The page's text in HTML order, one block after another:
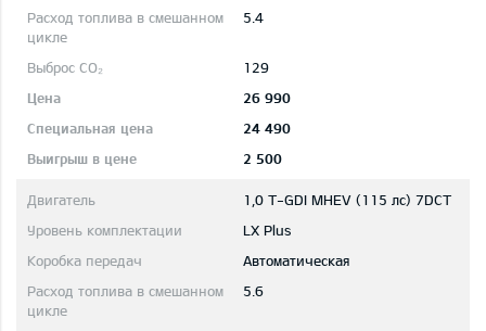
5.4
129
26 990
24 490
2 500
1,0 T-GDI MHEV (115 лс) 7DCT
LX Plus
Автоматическая
5.6